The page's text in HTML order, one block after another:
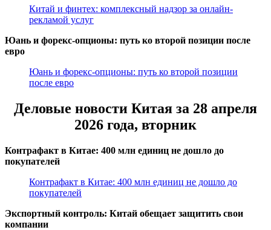
Китай и финтех: комплексный надзор за онлайн-
рекламой услуг
Юань и форекс-опционы: путь ко второй позиции после
евро
Юань и форекс-опционы: путь ко второй позиции
после евро
Деловые новости Китая за 28 апреля
2026 года, вторник
Контрафакт в Китае: 400 млн единиц не дошло до
покупателей
Контрафакт в Китае: 400 млн единиц не дошло до
покупателей
Экспортный контроль: Китай обещает защитить свои
компании